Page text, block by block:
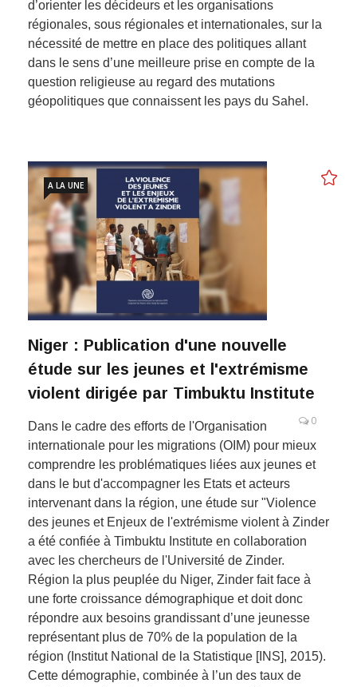
d’orienter les décideurs et les organisations
régionales, sous régionales et internationales, sur la
nécessité de mettre en place des politiques allant
dans le sens d’une meilleure prise en compte de la
question religieuse au regard des mutations
géopolitiques que connaissent les pays du Sahel.
A LA UNE
Niger : Publication d'une nouvelle
étude sur les jeunes et l'extrémisme
violent dirigée par Timbuktu Institute
0
Dans le cadre des efforts de l'Organisation
internationale pour les migrations (OIM) pour mieux
comprendre les problématiques liées aux jeunes et
dans le but d'accompagner les Etats et acteurs
intervenant dans la région, une étude sur "Violence
des jeunes et Enjeux de l'extrémisme violent à Zinder
a été confiée à Timbuktu Institute en collaboration
avec les chercheurs de l'Université de Zinder.
Région la plus peuplée du Niger, Zinder fait face à
une forte croissance démographique et doit donc
répondre aux besoins grandissant d’une jeunesse
représentant plus de 70% de la population de la
région (Institut National de la Statistique [INS], 2015).
Cette démographie, combinée à l’un des taux de